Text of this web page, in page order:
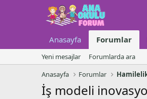
Anasayfa Forumlar
Yeni mesajlar
Forumlarda ara
Anasayfa
Forumlar
İş modeli